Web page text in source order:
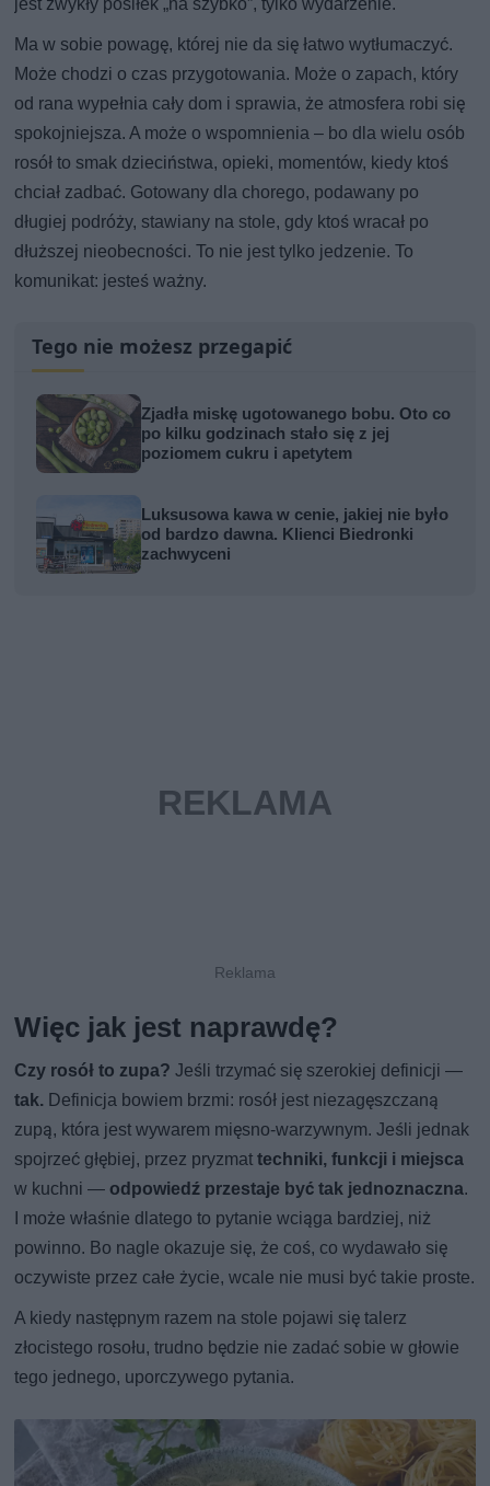
Ma w sobie powagę, której nie da się łatwo wytłumaczyć.
Może chodzi o czas przygotowania. Może o zapach, który
od rana wypełnia cały dom i sprawia, że atmosfera robi się
spokojniejsza. A może o wspomnienia – bo dla wielu osób
rosół to smak dzieciństwa, opieki, momentów, kiedy ktoś
chciał zadbać. Gotowany dla chorego, podawany po
długiej podróży, stawiany na stole, gdy ktoś wracał po
dłuższej nieobecności. To nie jest tylko jedzenie. To
komunikat: jesteś ważny.
Tego nie możesz przegapić
Zjadła miskę ugotowanego bobu. Oto co
po kilku godzinach stało się z jej
poziomem cukru i apetytem
Luksusowa kawa w cenie, jakiej nie było
od bardzo dawna. Klienci Biedronki
zachwyceni
Więc jak jest naprawdę?
Czy rosół to zupa? Jeśli trzymać się szerokiej definicji —
tak. Definicja bowiem brzmi: rosół jest niezagęszczaną
zupą, która jest wywarem mięsno-warzywnym. Jeśli jednak
spojrzeć głębiej, przez pryzmattechniki, funkcji i miejsca
w kuchni — odpowiedź przestaje być tak jednoznaczna.
I może właśnie dlatego to pytanie wciąga bardziej, niż
powinno. Bo nagle okazuje się, że coś, co wydawało się
oczywiste przez całe życie, wcale nie musi być takie proste.
A kiedy następnym razem na stole pojawi się talerz
złocistego rosołu, trudno będzie nie zadać sobie w głowie
tego jednego, uporczywego pytania.